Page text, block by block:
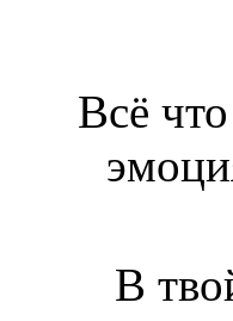
Всё
В